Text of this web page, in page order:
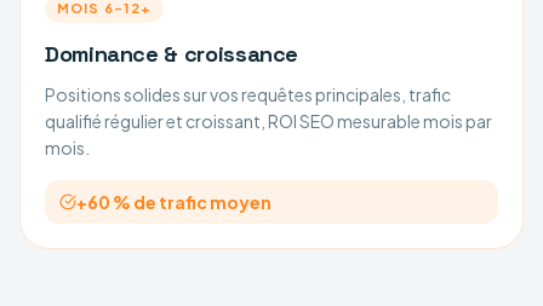
MOIS 6–12+
Dominance & croissance
Positions solides sur vos requêtes principales, trafic
qualifié régulier et croissant, ROI SEO mesurable mois par
mois.
+60 % de trafic moyen